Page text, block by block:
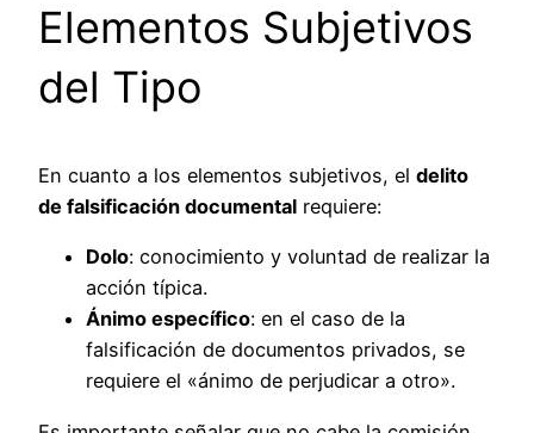
Elementos Subjetivos
del Tipo
En cuanto a los elementos subjetivos, el delito
de falsificación documental requiere:
Dolo: conocimiento y voluntad de realizar la
acción típica.
Ánimo específico: en el caso de la
falsificación de documentos privados, se
requiere el «ánimo de perjudicar a otro».